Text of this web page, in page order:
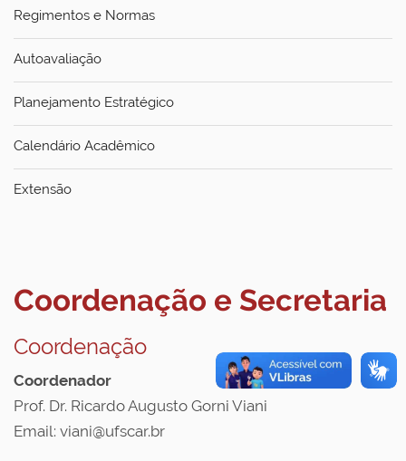
Regimentos e Normas
Autoavaliação
Planejamento Estratégico
Calendário Acadêmico
Extensão
Coordenação e Secretaria
Coordenação
Coordenador
Prof. Dr. Ricardo Augusto Gorni Viani
Email: viani@ufscar.br